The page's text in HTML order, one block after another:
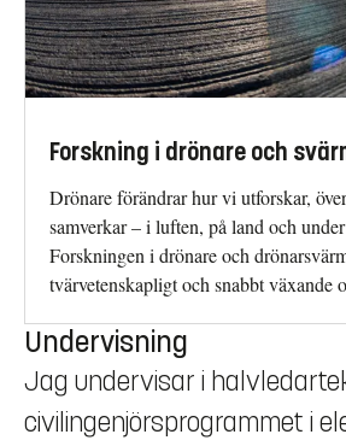
Forskning i drönare och
Drönare förändrar hur vi utforskar,
samverkar – i luften, på land och
Forskningen i drönare och
tvärvetenskapligt och snabbt växande
Undervisning
Jag undervisar i
civilingenjörsprogrammet i